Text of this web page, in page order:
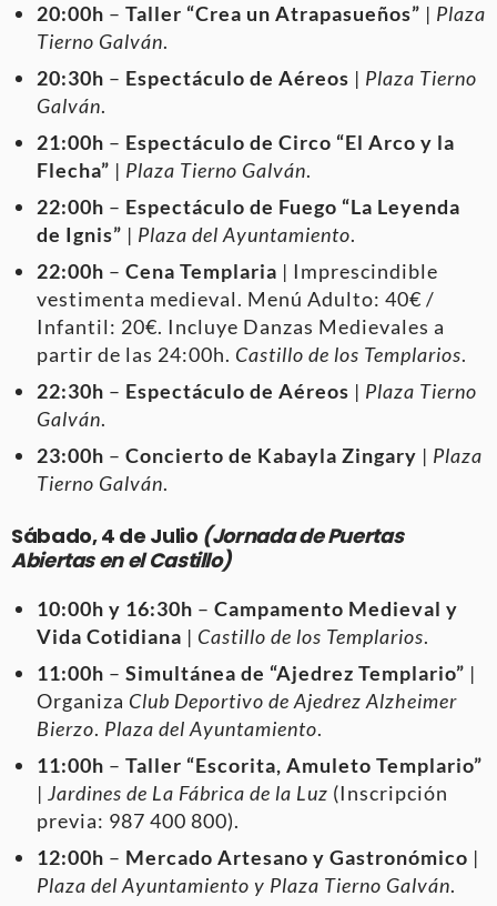
20:00h – Taller “Crea un Atrapasueños” | Plaza
Tierno Galván.
20:30h – Espectáculo de Aéreos | Plaza Tierno
Galván.
21:00h – Espectáculo de Circo “El Arco y la
Flecha” | Plaza Tierno Galván.
22:00h – Espectáculo de Fuego “La Leyenda
de Ignis” | Plaza del Ayuntamiento.
22:00h – Cena Templaria | Imprescindible
vestimenta medieval. Menú Adulto: 40€ /
Infantil: 20€. Incluye Danzas Medievales a
partir de las 24:00h. Castillo de los Templarios.
22:30h – Espectáculo de Aéreos | Plaza Tierno
Galván.
23:00h – Concierto de Kabayla Zingary | Plaza
Tierno Galván.
Sábado, 4 de Julio (Jornada de Puertas
Abiertas en el Castillo)
10:00h y 16:30h – Campamento Medieval y
Vida Cotidiana | Castillo de los Templarios.
11:00h – Simultánea de “Ajedrez Templario” |
Organiza Club Deportivo de Ajedrez Alzheimer
Bierzo. Plaza del Ayuntamiento.
11:00h – Taller “Escorita, Amuleto Templario”
| Jardines de La Fábrica de la Luz (Inscripción
previa: 987 400 800).
12:00h – Mercado Artesano y Gastronómico |
Plaza del Ayuntamiento y Plaza Tierno Galván.